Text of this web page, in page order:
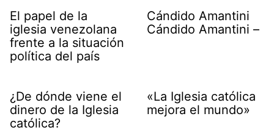
El papel de la
iglesia venezolana
frente a la situación
política del país
Cándido Amantini
Cándido Amantini –
¿De dónde viene el
dinero de la Iglesia
católica?
«La Iglesia católica
mejora el mundo»